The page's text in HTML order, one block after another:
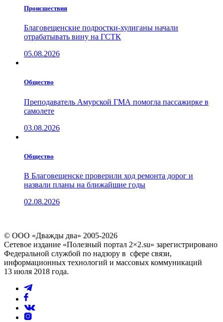
Проиcшествия
Благовещенские подростки-хулиганы начали
отрабатывать вину на ГСТК
05.08.2026
Общество
Преподаватель Амурской ГМА помогла пассажирке в
самолете
03.08.2026
Общество
В Благовещенске проверили ход ремонта дорог и
назвали планы на ближайшие годы
02.08.2026
© ООО «Дважды два» 2005-2026
Сетевое издание «Полезный портал 2×2.su» зарегистрировано
Федеральной службой по надзору в сфере связи,
информационных технологий и массовых коммуникаций
13 июля 2018 года.